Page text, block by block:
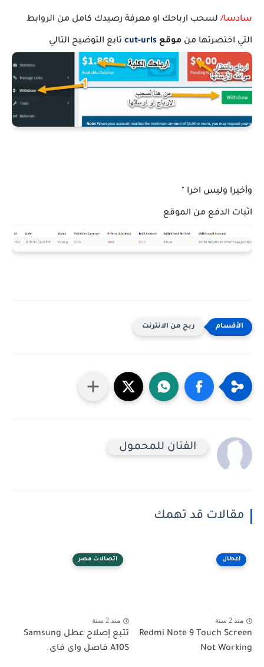
سادسا/ لسحب ارباحك او معرفة رصيدك كامل من الروابط
التي اختصرتها من موقع cut-urls تابع التوضيح التالي
وأخيرا وليس اخرا "
اثبات الدفع من الموقع
ربح من الانترنت
الفنان للمحمول
مقالات قد تهمك
اعطال
منذ 2 سنة
Redmi Note 9 Touch Screen
Not Working
اتصالات مصر
منذ 2 سنة
تتبع إصلاح عطل Samsung
A10S فاصل واى فاى.